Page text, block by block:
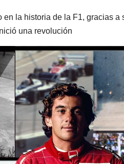
la historia de la F1, gracias
una revolución